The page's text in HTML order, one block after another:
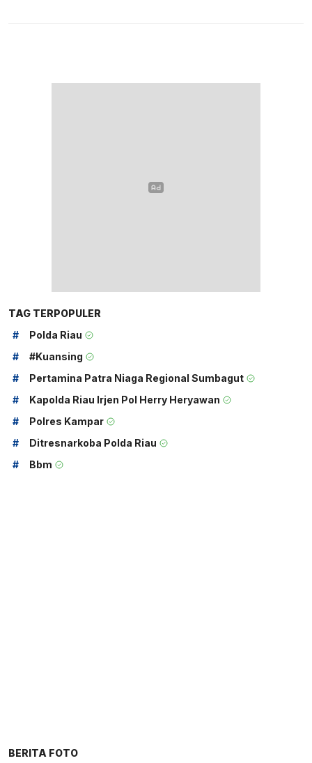
TAG TERPOPULER
#
Polda Riau
#
#kuansing
#
Pertamina Patra Niaga Regional Sumbagut
#
Kapolda Riau Irjen Pol Herry Heryawan
#
Polres Kampar
#
Ditresnarkoba Polda Riau
#
Bbm
BERITA FOTO